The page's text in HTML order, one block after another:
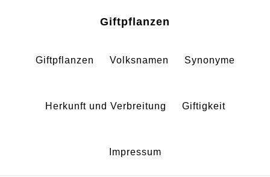
springen
springen
Giftpflanzen
Giftpflanzen Volksnamen Synonyme
Herkunft und Verbreitung Giftigkeit
Impressum